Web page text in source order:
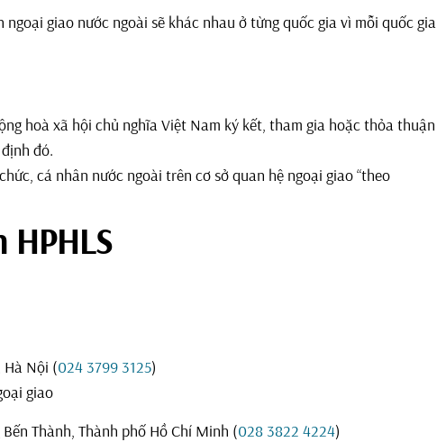
giao nước ngoài sẽ khác nhau ở từng quốc gia vì mỗi quốc gia
hoà xã hội chủ nghĩa Việt Nam ký kết, tham gia hoặc thỏa thuận
đó.
cá nhân nước ngoài trên cơ sở quan hệ ngoại giao “theo
Nội (024 3799 3125)
giao
Thành, Thành phố Hồ Chí Minh (028 3822 4224)